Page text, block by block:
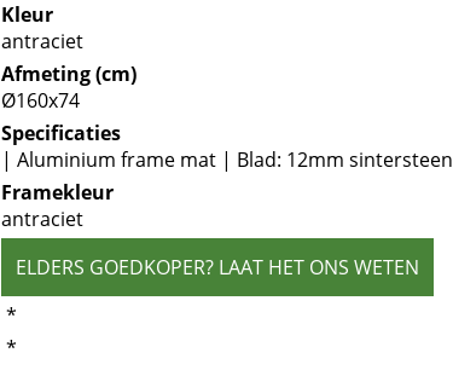
Kleur
antraciet
Afmeting (cm)
Ø160x74
Specificaties
| Aluminium frame mat | Blad: 12mm sintersteen
Framekleur
antraciet
ELDERS GOEDKOPER? LAAT HET ONS WETEN
*
*